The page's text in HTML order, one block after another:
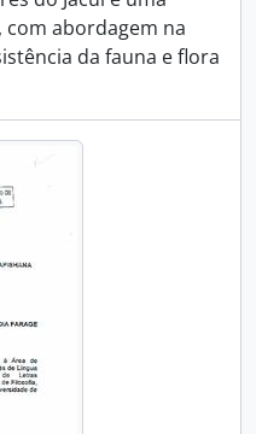
abordagem na
da fauna e flora